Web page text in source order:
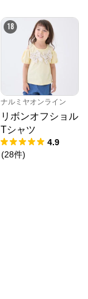
18
ナルミヤオンライン
リボンオフショル
Tシャツ
4.9
(28件)